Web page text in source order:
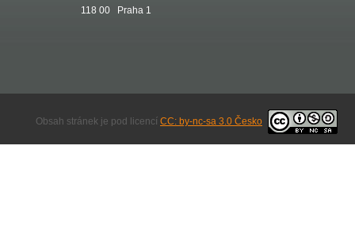
118 00 Praha 1
Obsah stránek je pod licencí CC: by-nc-sa 3.0 Česko